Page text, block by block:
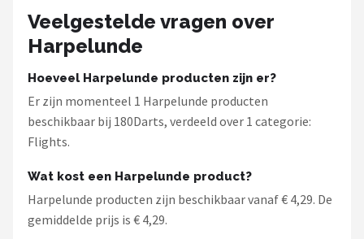
Veelgestelde vragen over
Harpelunde
Hoeveel Harpelunde producten zijn er?
Er zijn momenteel 1 Harpelunde producten
beschikbaar bij 180Darts, verdeeld over 1 categorie:
Flights.
Wat kost een Harpelunde product?
Harpelunde producten zijn beschikbaar vanaf € 4,29. De
gemiddelde prijs is € 4,29.